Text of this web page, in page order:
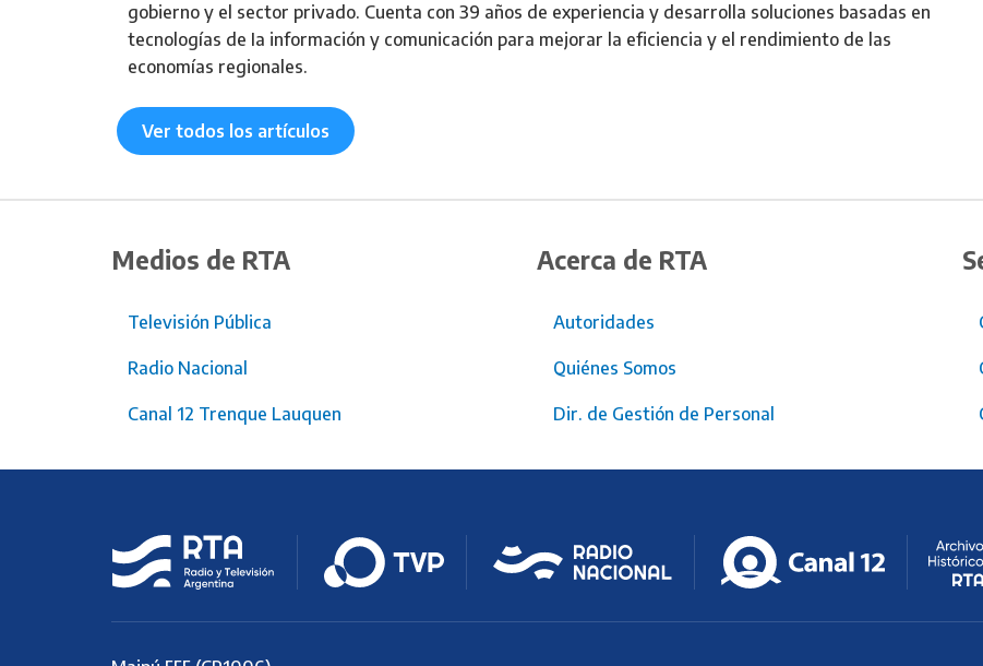
gobierno y el sector privado. Cuenta con 39 años de experiencia y desarrolla soluciones basadas en
tecnologías de Ia información y comunicación para mejorar la eficiencia y el rendimiento de las
economías regionales.
Ver todos los artículos
Medios de RTA
Televisión Pública
Radio Nacional
Canal 12 Trenque Lauquen
Acerca de RTA
Autoridades
Quiénes Somos
Dir. de Gestión de Personal